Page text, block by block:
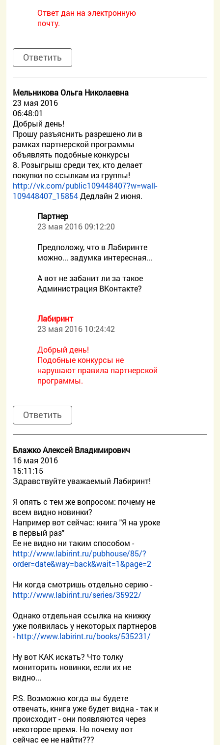
Ответ дан на электронную
почту.
Ответить
Мельникова Ольга Николаевна
23 мая 2016
06:48:01
Добрый день!
Прошу разъяснить разрешено ли в
рамках партнерской программы
объявлять подобные конкурсы
8. Розыгрыш среди тех, кто делает
покупки по ссылкам из группы!
http://vk.com/public109448407?w=wall-
109448407_15854Дедлайн 2 июня.
Партнер
23 мая 2016 09:12:20
Предположу, что в Лабиринте
можно... задумка интересная...
А вот не забанит ли за такое
Администрация ВКонтакте?
Лабиринт
23 мая 2016 10:24:42
Добрый день!
Подобные конкурсы не
нарушают правила партнерской
программы.
Ответить
Блажко Алексей Владимирович
16 мая 2016
15:11:15
Здравствуйте уважаемый Лабиринт!
Я опять с тем же вопросом: почему не
всем видно новинки?
Например вот сейчас: книга "Я на уроке
в первый раз"
Ее не видно ни таким способом -
http://www.labirint.ru/pubhouse/85/?
order=date&way=back&wait=1&page=2
Ни когда смотришь отдельно серию -
http://www.labirint.ru/series/35922/
Однако отдельная ссылка на книжку
уже появилась у некоторых партнеров
-http://www.labirint.ru/books/535231/
Ну вот КАК искать? Что толку
мониторить новинки, если их не
видно...
P.S. Возможно когда вы будете
отвечать, книга уже будет видна - так и
происходит - они появляются через
некоторое время. Но почему вот
сейчас ее не найти???